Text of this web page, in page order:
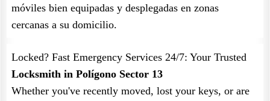
móviles bien equipadas y desplegadas en zonas
cercanas a su domicilio.
Locked? Fast Emergency Services 24/7: Your Trusted
Locksmith in Polígono Sector 13
Whether you've recently moved, lost your keys, or are